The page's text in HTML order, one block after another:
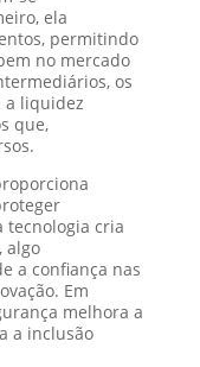
ela
permitindo
no mercado
os
a liquidez
que,
tecnologia cria
algo
a confiança nas
Em
melhora a
a inclusão